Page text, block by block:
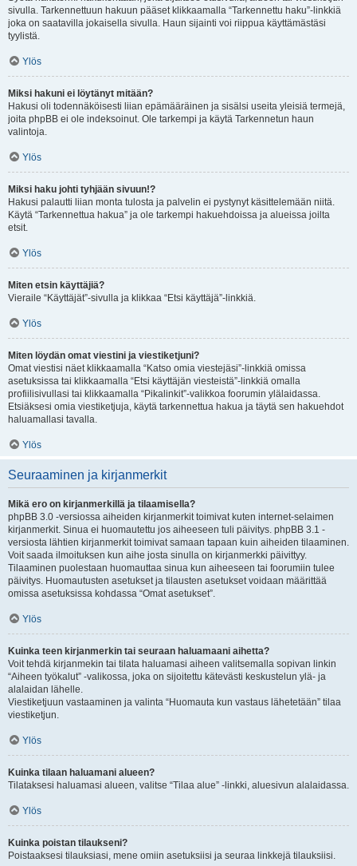
sivulla. Tarkennettuun hakuun pääset klikkaamalla “Tarkennettu haku”-linkkiä
joka on saatavilla jokaisella sivulla. Haun sijainti voi riippua käyttämästäsi
tyylistä.
Ylös
Miksi hakuni ei löytänyt mitään?
Hakusi oli todennäköisesti liian epämääräinen ja sisälsi useita yleisiä termejä,
joita phpBB ei ole indeksoinut. Ole tarkempi ja käytä Tarkennetun haun
valintoja.
Ylös
Miksi haku johti tyhjään sivuun!?
Hakusi palautti liian monta tulosta ja palvelin ei pystynyt käsittelemään niitä.
Käytä “Tarkennettua hakua” ja ole tarkempi hakuehdoissa ja alueissa joilta
etsit.
Ylös
Miten etsin käyttäjiä?
Vieraile “Käyttäjät”-sivulla ja klikkaa “Etsi käyttäjä”-linkkiä.
Ylös
Miten löydän omat viestini ja viestiketjuni?
Omat viestisi näet klikkaamalla “Katso omia viestejäsi”-linkkiä omissa
asetuksissa tai klikkaamalla “Etsi käyttäjän viesteistä”-linkkiä omalla
profiilisivullasi tai klikkaamalla “Pikalinkit”-valikkoa foorumin ylälaidassa.
Etsiäksesi omia viestiketjuja, käytä tarkennettua hakua ja täytä sen hakuehdot
haluamallasi tavalla.
Ylös
Seuraaminen ja kirjanmerkit
Mikä ero on kirjanmerkillä ja tilaamisella?
phpBB 3.0 -versiossa aiheiden kirjanmerkit toimivat kuten internet-selaimen
kirjanmerkit. Sinua ei huomautettu jos aiheeseen tuli päivitys. phpBB 3.1 -
versiosta lähtien kirjanmerkit toimivat samaan tapaan kuin aiheiden tilaaminen.
Voit saada ilmoituksen kun aihe josta sinulla on kirjanmerkki päivittyy.
Tilaaminen puolestaan huomauttaa sinua kun aiheeseen tai foorumiin tulee
päivitys. Huomautusten asetukset ja tilausten asetukset voidaan määrittää
omissa asetuksissa kohdassa “Omat asetukset”.
Ylös
Kuinka teen kirjanmerkin tai seuraan haluamaani aihetta?
Voit tehdä kirjanmekin tai tilata haluamasi aiheen valitsemalla sopivan linkin
“Aiheen työkalut” -valikossa, joka on sijoitettu kätevästi keskustelun ylä- ja
alalaidan lähelle.
Viestiketjuun vastaaminen ja valinta “Huomauta kun vastaus lähetetään” tilaa
viestiketjun.
Ylös
Kuinka tilaan haluamani alueen?
Tilataksesi haluamasi alueen, valitse “Tilaa alue” -linkki, aluesivun alalaidassa.
Ylös
Kuinka poistan tilaukseni?
Poistaaksesi tilauksiasi, mene omiin asetuksiisi ja seuraa linkkejä tilauksiisi.